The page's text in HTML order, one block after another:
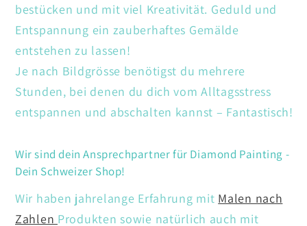
bestücken und mit viel Kreativität. Geduld und
Entspannung ein zauberhaftes Gemälde
entstehen zu lassen!
Je nach Bildgrösse benötigst du mehrere
Stunden, bei denen du dich vom Alltagsstress
entspannen und abschalten kannst – Fantastisch!
Wir sind dein Ansprechpartner für Diamond Painting -
Dein Schweizer Shop!
Wir haben jahrelange Erfahrung mit Malen nach
Zahlen Produkten sowie natürlich auch mit